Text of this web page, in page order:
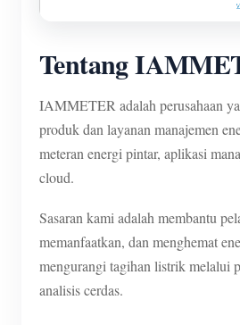
Tentang
IAMMETER adalah perusahaan
produk dan layanan manajemen
meteran energi pintar, aplikasi
cloud.
Sasaran kami adalah membantu
memanfaatkan, dan menghemat
mengurangi tagihan listrik melalui
analisis cerdas.